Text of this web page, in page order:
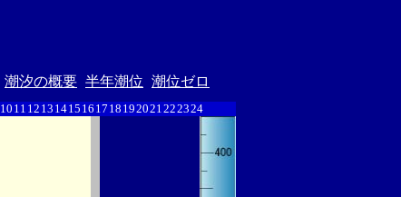
潮汐の概要 半年潮位 潮位ゼロ
10 11 12 13 1415 16 17 18 192021222324